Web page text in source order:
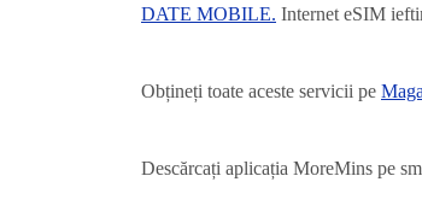
DATE MOBILE. Internet eSIM
Obțineți toate aceste servicii pe
Descărcați aplicația MoreMins pe